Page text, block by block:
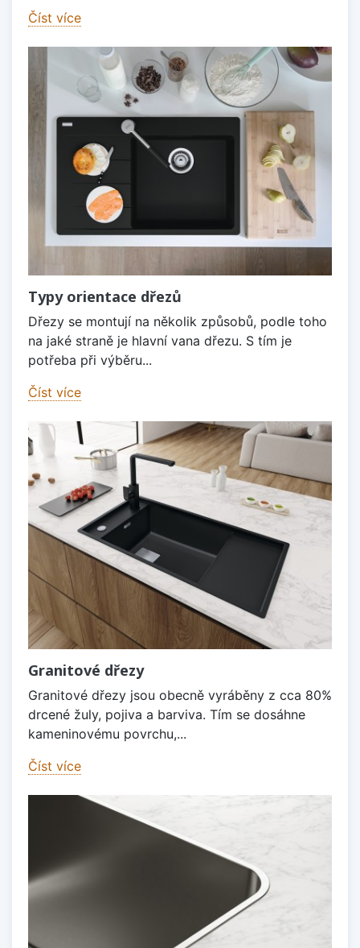
Číst více
Typy orientace dřezů
Dřezy se montují na několik způsobů, podle toho
na jaké straně je hlavní vana dřezu. S tím je
potřeba při výběru...
Číst více
Granitové dřezy
Granitové dřezy jsou obecně vyráběny z cca 80%
drcené žuly, pojiva a barviva. Tím se dosáhne
kameninovému povrchu,...
Číst více